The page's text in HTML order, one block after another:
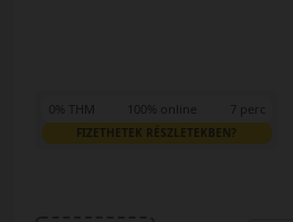
0% THM 100% online 7 perc
FIZETHETEK RÉSZLETEKBEN?